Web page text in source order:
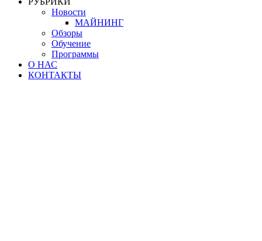
Новости
МАЙНИНГ
Обзоры
Обучение
Программы
О НАС
КОНТАКТЫ